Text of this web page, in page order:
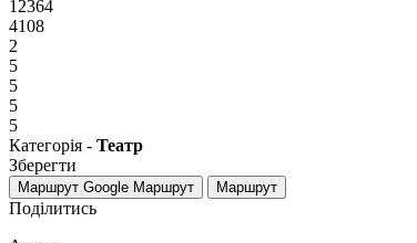
12364
4108
2
5
5
5
5
Категорія - Театр
Зберегти
Маршрут Google Маршрут Маршрут
Поділитись